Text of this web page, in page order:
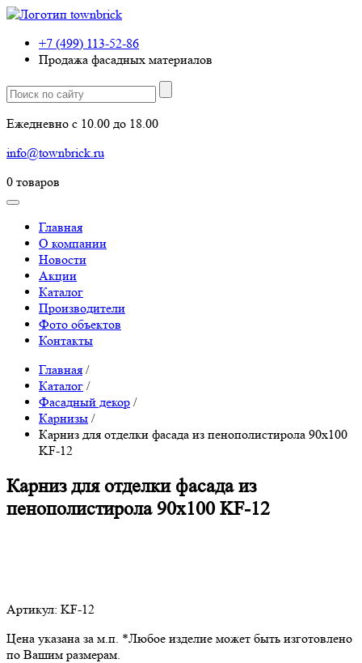
+7 (499) 113-52-86
Продажа фасадных материалов
Ежедневно с 10.00 до 18.00
info@townbrick.ru
0 товаров
Главная
О компании
Новости
Акции
Каталог
Производители
Фото объектов
Контакты
Главная /
Каталог /
Фасадный декор /
Карнизы /
Карниз для отделки фасада из пенополистирола 90х100
KF-12
Карниз для отделки фасада из
пенополистирола 90х100 KF-12
Артикул: KF-12
Цена указана за м.п. *Любое изделие может быть изготовлено
по Вашим размерам.